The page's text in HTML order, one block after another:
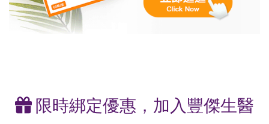
限時綁定優惠，加入豐傑生醫